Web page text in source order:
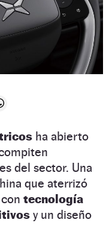
ha abierto
del sector. Una
que aterrizó
tecnología
y un diseño